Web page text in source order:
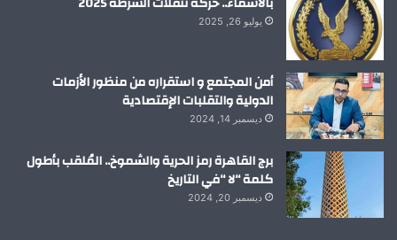
يوليو 26, 2025
أمن المجتمع و استقراره من منظور الأزمات
الدولية والتقلبات الإقتصادية
ديسمبر 14, 2024
برج القاهرة رمز الحرية والشموخ.. المُلقب بأطول
كلمة “لا “في التاريخ
ديسمبر 20, 2024